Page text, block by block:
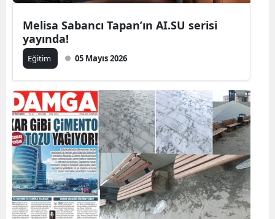
Melisa Sabancı Tapan’ın AI.SU serisi
yayında!
Eğitim 05 Mayıs 2026